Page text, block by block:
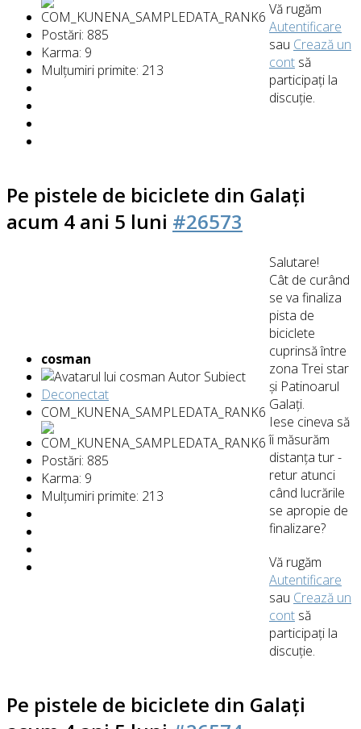
Postări: 885
Karma: 9
Mulțumiri primite: 213
Vă rugăm
Autentificare
sau Crează un
cont să
participaţi la
discuţie.
Pe pistele de biciclete din Galați
acum 4 ani 5 luni #26573
cosman
Autor Subiect
Deconectat
COM_KUNENA_SAMPLEDATA_RANK6
Postări: 885
Karma: 9
Mulțumiri primite: 213
Salutare!
Cât de curând
se va finaliza
pista de
biciclete
cuprinsă între
zona Trei star
și Patinoarul
Galați.
Iese cineva să
îi măsurăm
distanța tur -
retur atunci
când lucrările
se apropie de
finalizare?
Vă rugăm
Autentificare
sau Crează un
cont să
participaţi la
discuţie.
Pe pistele de biciclete din Galați